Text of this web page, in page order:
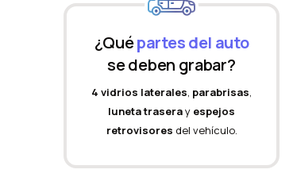
¿Quépartes del auto
se deben grabar?
4 vidrios laterales, parabrisas,
luneta traseray espejos
retrovisores del vehículo.